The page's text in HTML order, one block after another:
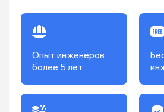
Опыт инженеров
более 5 лет